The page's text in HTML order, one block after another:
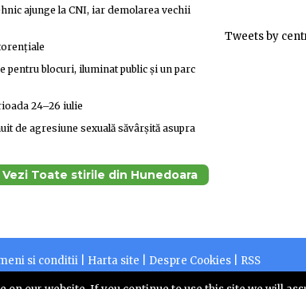
ajunge la CNI, iar demolarea vechii
pentru blocuri, iluminat public și un parc
24–26 iulie
de agresiune sexuală săvârșită asupra
Vezi Toate stirile din Hunedoara
Tweets by
si conditii Harta site Despre Cookies
RSS
este operator de date cu caracter personal